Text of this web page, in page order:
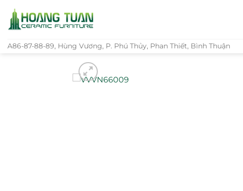
qua
nội
dung
A86-87-88-89, Hùng Vương, P. Phú Thủy, Phan Thiết, Bình Thuận